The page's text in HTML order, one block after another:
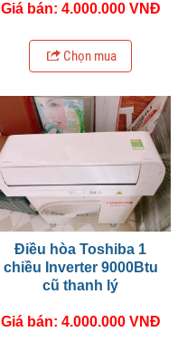
Giá bán: 4.000.000 VNĐ
Chọn mua
Điều hòa Toshiba 1
chiều Inverter 9000Btu
cũ thanh lý
Giá bán: 4.000.000 VNĐ